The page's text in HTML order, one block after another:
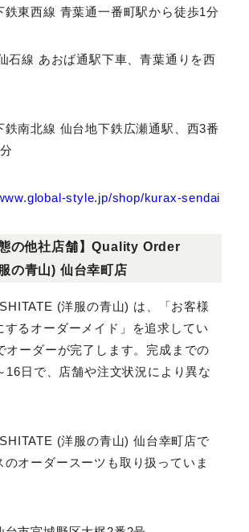
00～20：00
鉄東西線 青葉通一番町駅から徒歩1分
www.global-
kurax-sendai
態の他社店舗】Quality Order
の青山) 仙台幸町店
(洋服の青山) は、「お客
するオーダーメイド」を追求してい
日で、店舗や注文状況により異なり
スのオーダースーツも取り扱っていま